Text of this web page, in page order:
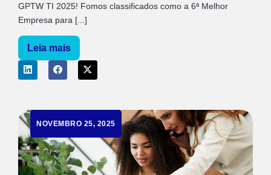
GPTW TI 2025! Fomos classificados como a 6ª Melhor
Empresa para [...]
Leia mais
NOVEMBRO 25, 2025